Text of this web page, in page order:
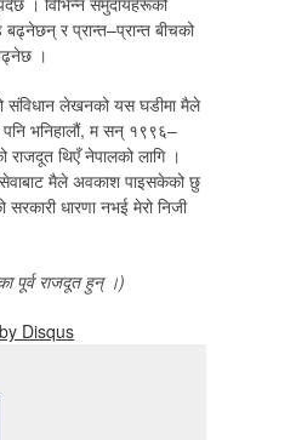
बढ्नेछन् र प्रान्त–प्रान्त बीचको
।
संविधान लेखनको यस घडीमा मैले
भनिहालौं, म सन् १९९६–
थिएँ नेपालको लागि ।
मैले अवकाश पाइसकेको छु
धारणा नभई मेरो निजी
पूर्व राजदूत हुन् ।)
Disqus